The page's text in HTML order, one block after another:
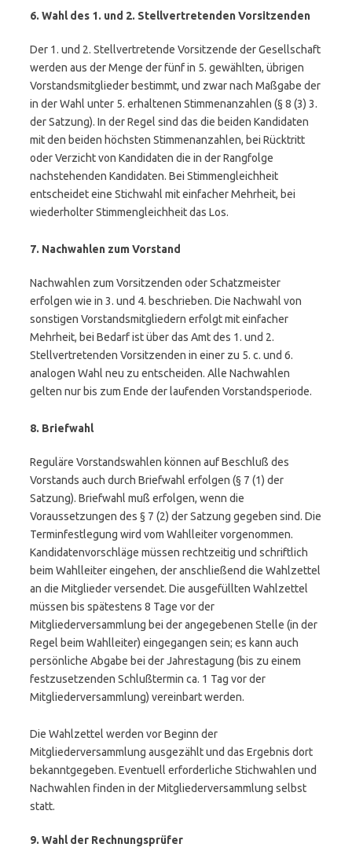
6. Wahl des 1. und 2. Stellvertretenden Vorsitzenden
Der 1. und 2. Stellvertretende Vorsitzende der Gesellschaft
werden aus der Menge der fünf in 5. gewählten, übrigen
Vorstandsmitglieder bestimmt, und zwar nach Maßgabe der
in der Wahl unter 5. erhaltenen Stimmenanzahlen (§ 8 (3) 3.
der Satzung). In der Regel sind das die beiden Kandidaten
mit den beiden höchsten Stimmenanzahlen, bei Rücktritt
oder Verzicht von Kandidaten die in der Rangfolge
nachstehenden Kandidaten. Bei Stimmengleichheit
entscheidet eine Stichwahl mit einfacher Mehrheit, bei
wiederholter Stimmengleichheit das Los.
7. Nachwahlen zum Vorstand
Nachwahlen zum Vorsitzenden oder Schatzmeister
erfolgen wie in 3. und 4. beschrieben. Die Nachwahl von
sonstigen Vorstandsmitgliedern erfolgt mit einfacher
Mehrheit, bei Bedarf ist über das Amt des 1. und 2.
Stellvertretenden Vorsitzenden in einer zu 5. c. und 6.
analogen Wahl neu zu entscheiden. Alle Nachwahlen
gelten nur bis zum Ende der laufenden Vorstandsperiode.
8. Briefwahl
Reguläre Vorstandswahlen können auf Beschluß des
Vorstands auch durch Briefwahl erfolgen (§ 7 (1) der
Satzung). Briefwahl muß erfolgen, wenn die
Voraussetzungen des § 7 (2) der Satzung gegeben sind. Die
Terminfestlegung wird vom Wahlleiter vorgenommen.
Kandidatenvorschläge müssen rechtzeitig und schriftlich
beim Wahlleiter eingehen, der anschließend die Wahlzettel
an die Mitglieder versendet. Die ausgefüllten Wahlzettel
müssen bis spätestens 8 Tage vor der
Mitgliederversammlung bei der angegebenen Stelle (in der
Regel beim Wahlleiter) eingegangen sein; es kann auch
persönliche Abgabe bei der Jahrestagung (bis zu einem
festzusetzenden Schlußtermin ca. 1 Tag vor der
Mitgliederversammlung) vereinbart werden.
Die Wahlzettel werden vor Beginn der
Mitgliederversammlung ausgezählt und das Ergebnis dort
bekanntgegeben. Eventuell erforderliche Stichwahlen und
Nachwahlen finden in der Mitgliederversammlung selbst
statt.
9. Wahl der Rechnungsprüfer